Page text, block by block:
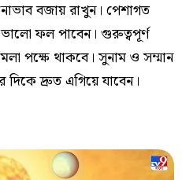
বজায় রাখুন। পেশাগত
ভালো ফল পাবেন। গুরুত্বপূর্ণ
পক্ষে থাকবে। সুনাম ও সম্মান
দিকে দ্রুত এগিয়ে যাবেন।